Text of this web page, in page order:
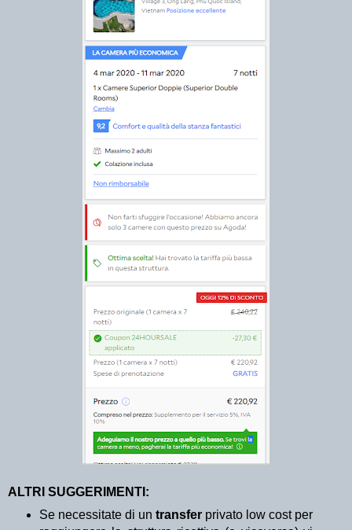
ALTRI SUGGERIMENTI:
Se necessitate di un transfer privato low cost per